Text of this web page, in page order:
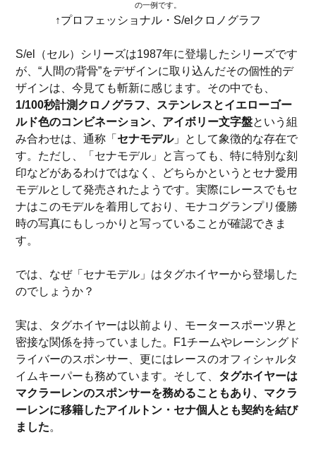
の一例です。
↑プロフェッショナル・S/elクロノグラフ
S/el（セル）シリーズは1987年に登場したシリーズです
が、“人間の背骨”をデザインに取り込んだその個性的デ
ザインは、今見ても斬新に感じます。その中でも、
1/100秒計測クロノグラフ、ステンレスとイエローゴー
ルド色のコンビネーション、アイボリー文字盤という組
み合わせは、通称「 セナモデル」として象徴的な存在で
す。ただし、「セナモデル」と言っても、特に特別な刻
印などがあるわけではなく、どちらかというとセナ愛用
モデルとして発売されたようです。実際にレースでもセ
ナはこのモデルを着用しており、モナコグランプリ優勝
時の写真にもしっかりと写っていることが確認できま
す。
では、なぜ「セナモデル」はタグホイヤーから登場した
のでしょうか？
実は、タグホイヤーは以前より、モータースポーツ界と
密接な関係を持っていました。F1チームやレーシングド
ライバーのスポンサー、更にはレースのオフィシャルタ
イムキーパーも務めています。そして、 タグホイヤーは
マクラーレンのスポンサーを務めることもあり、マクラ
ーレンに移籍したアイルトン・セナ個人とも契約を結び
ました。